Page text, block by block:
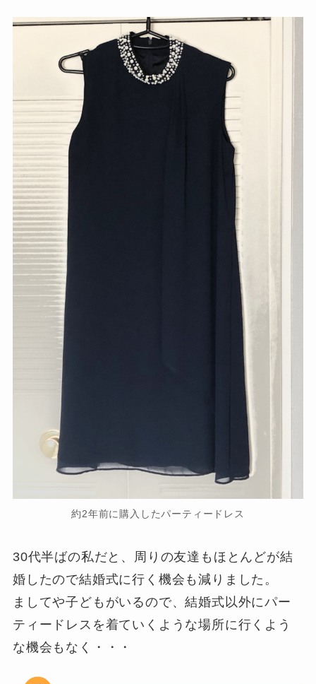
約2年前に購入したパーティードレス
30代半ばの私だと、周りの友達もほとんどが結
婚したので結婚式に行く機会も減りました。
ましてや子どもがいるので、結婚式以外にパー
ティードレスを着ていくような場所に行くよう
な機会もなく・・・